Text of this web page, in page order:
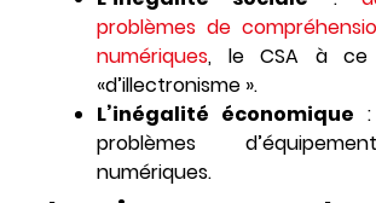
problèmes de
numériques, le CSA à ce
«d’illectronisme ».
L’inégalité économique
problèmes
numériques.